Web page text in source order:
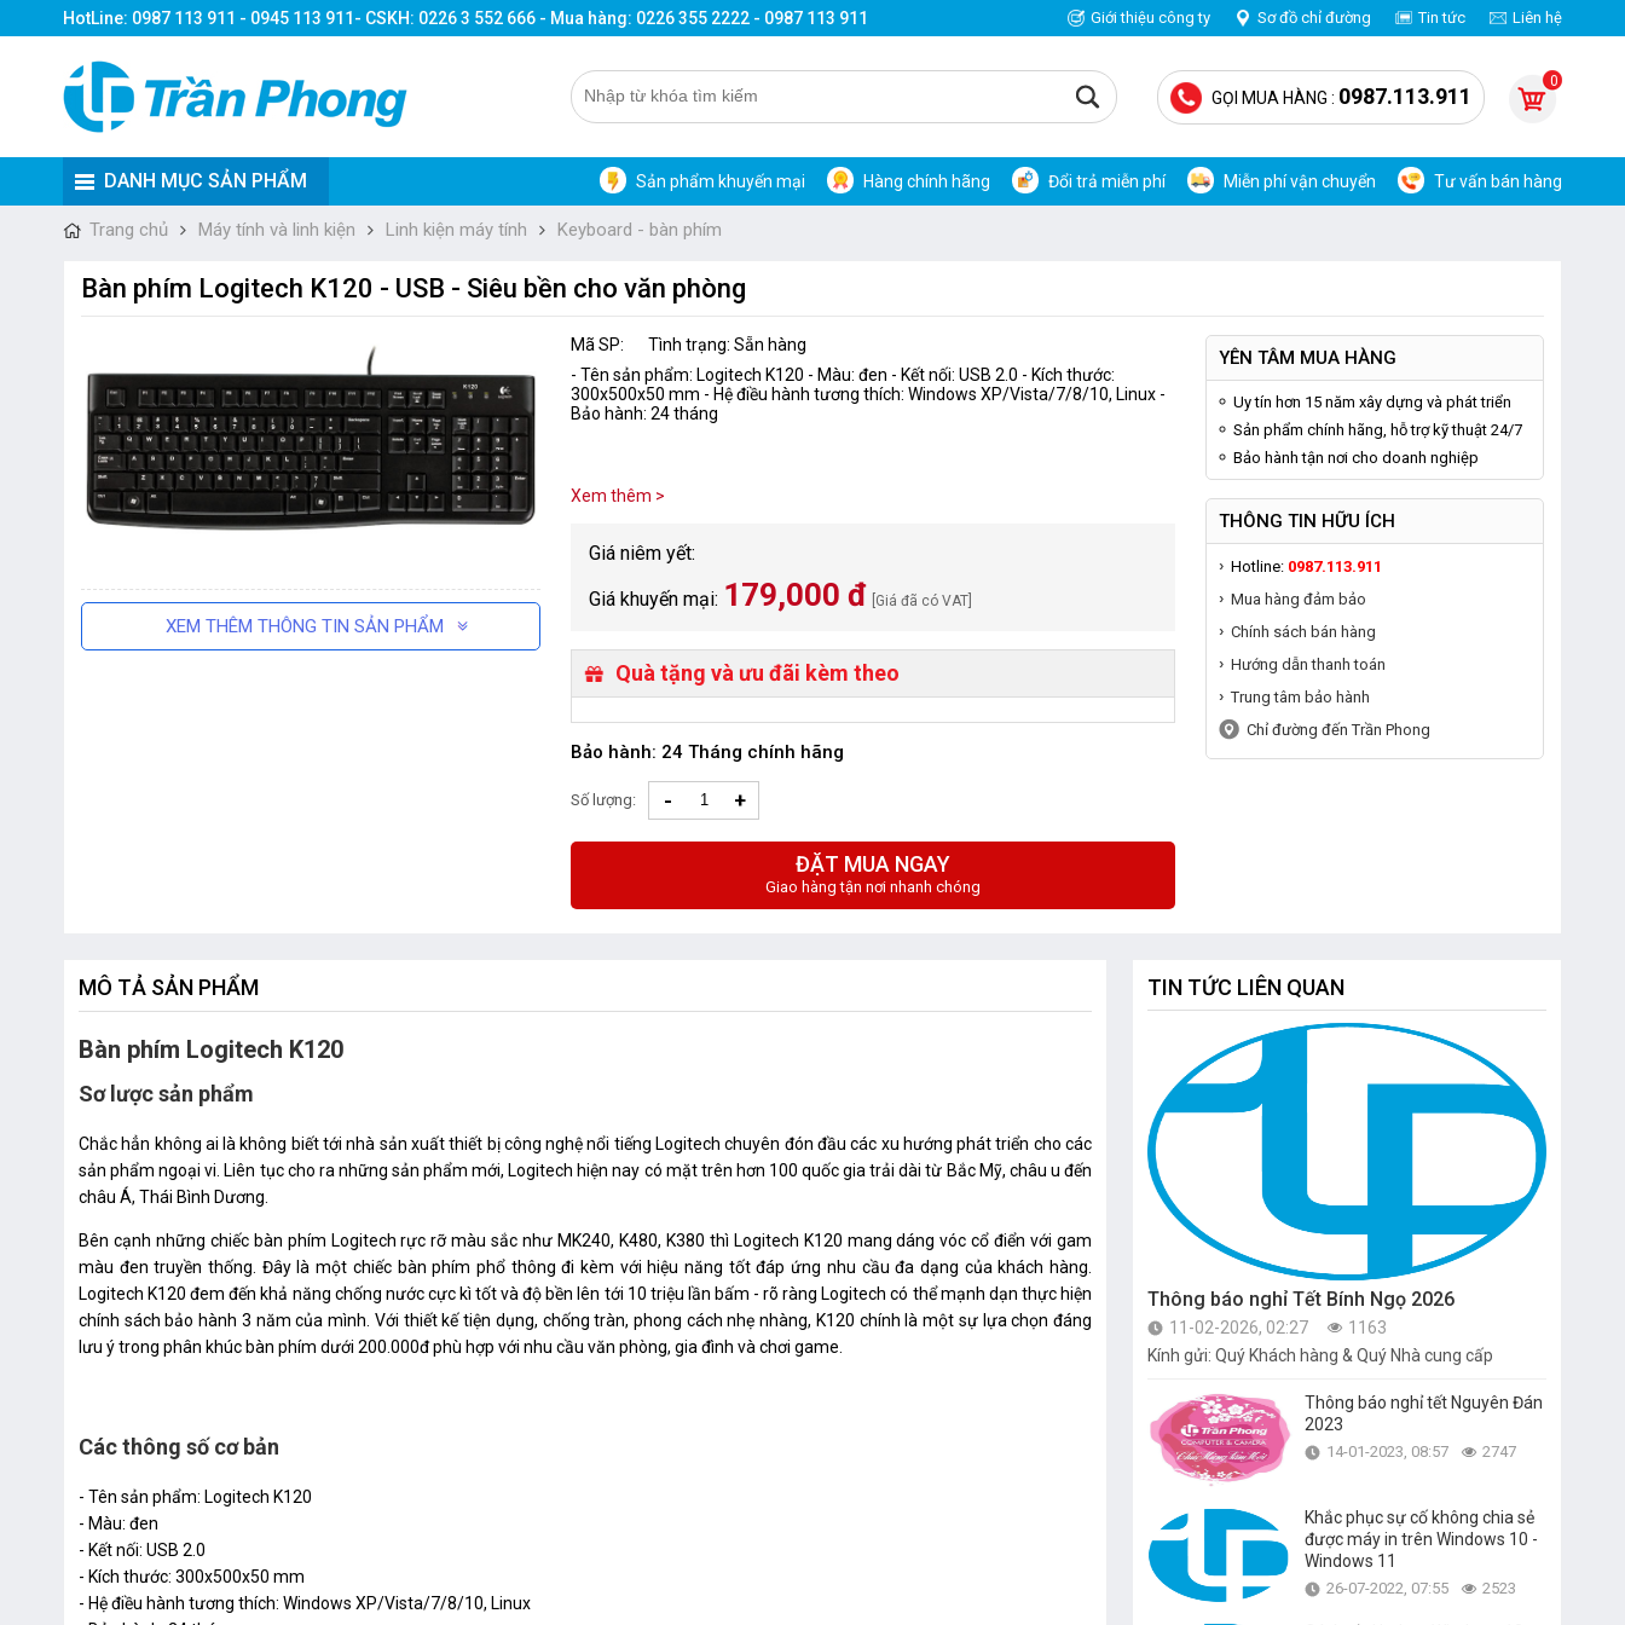
Giới thiệu công ty Sơ đồ chỉ đường Tin tức Liên hệ
HotLine: 0987 113 911 - 0945 113 911- CSKH: 0226 3 552 666 - Mua hàng: 0226 355 2222 - 0987 113 911
0
GỌI MUA HÀNG : 0987.113.911
DANH MỤC SẢN PHẨM Tư vấn bán hàng
Miễn phí vận chuyển
Đổi trả miễn phí
Hàng chính hãng
Sản phẩm khuyến mại
Trang chủ Máy tính và linh kiện Linh kiện máy tính Keyboard - bàn phím
Bàn phím Logitech K120 - USB - Siêu bền cho văn phòng
XEM THÊM THÔNG TIN SẢN PHẨM
Mã SP:
Tình trạng: Sẵn hàng
- Tên sản phẩm: Logitech K120 - Màu: đen - Kết nối: USB 2.0 - Kích thước:
300x500x50 mm - Hệ điều hành tương thích: Windows XP/Vista/7/8/10, Linux -
Bảo hành: 24 tháng
Xem thêm >
Giá niêm yết:
Giá khuyến mại: 179,000 đ [Giá đã có VAT]
Quà tặng và ưu đãi kèm theo
Bảo hành: 24 Tháng chính hãng
Số lượng: - +
ĐẶT MUA NGAY
Giao hàng tận nơi nhanh chóng
YÊN TÂM MUA HÀNG
Uy tín hơn 15 năm xây dựng và phát triển
Sản phẩm chính hãng, hỗ trợ kỹ thuật 24/7
Bảo hành tận nơi cho doanh nghiệp
THÔNG TIN HỮU ÍCH
Hotline: 0987.113.911
Mua hàng đảm bảo
Chính sách bán hàng
Hướng dẫn thanh toán
Trung tâm bảo hành
Chỉ đường đến Trần Phong
TIN TỨC LIÊN QUAN
Thông báo nghỉ Tết Bính Ngọ 2026
11-02-2026, 02:27
1163
Kính gửi: Quý Khách hàng & Quý Nhà cung cấp
Thông báo nghỉ tết Nguyên Đán
2023
14-01-2023, 08:57 2747
Khắc phục sự cố không chia sẻ
được máy in trên Windows 10 -
Windows 11
26-07-2022, 07:55 2523
MÔ TẢ SẢN PHẨM
Bàn phím Logitech K120
Sơ lược sản phẩm
Chắc hẳn không ai là không biết tới nhà sản xuất thiết bị công nghệ nổi tiếng Logitech chuyên đón đầu các xu hướng phát triển cho các
sản phẩm ngoại vi. Liên tục cho ra những sản phẩm mới, Logitech hiện nay có mặt trên hơn 100 quốc gia trải dài từ Bắc Mỹ, châu u đến
châu Á, Thái Bình Dương.
Bên cạnh những chiếc bàn phím Logitech rực rỡ màu sắc như MK240, K480, K380 thì Logitech K120 mang dáng vóc cổ điển với gam
màu đen truyền thống. Đây là một chiếc bàn phím phổ thông đi kèm với hiệu năng tốt đáp ứng nhu cầu đa dạng của khách hàng.
Logitech K120 đem đến khả năng chống nước cực kì tốt và độ bền lên tới 10 triệu lần bấm - rõ ràng Logitech có thể mạnh dạn thực hiện
chính sách bảo hành 3 năm của mình. Với thiết kế tiện dụng, chống tràn, phong cách nhẹ nhàng, K120 chính là một sự lựa chọn đáng
lưu ý trong phân khúc bàn phím dưới 200.000đ phù hợp với nhu cầu văn phòng, gia đình và chơi game.
Các thông số cơ bản
- Tên sản phẩm: Logitech K120
- Màu: đen
- Kết nối: USB 2.0
- Kích thước: 300x500x50 mm
- Hệ điều hành tương thích: Windows XP/Vista/7/8/10, Linux